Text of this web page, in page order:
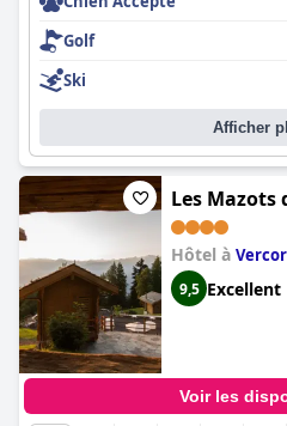
Golf
Ski
Afficher
Les Mazots
Hôtel à
9,5 Excellent
Voir les